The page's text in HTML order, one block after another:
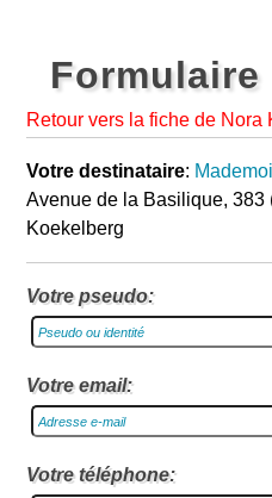
Retour vers la fiche de Nora
Votre destinataire:
Avenue de la Basilique, 383
Koekelberg
Votre pseudo:
Votre email:
Votre téléphone: